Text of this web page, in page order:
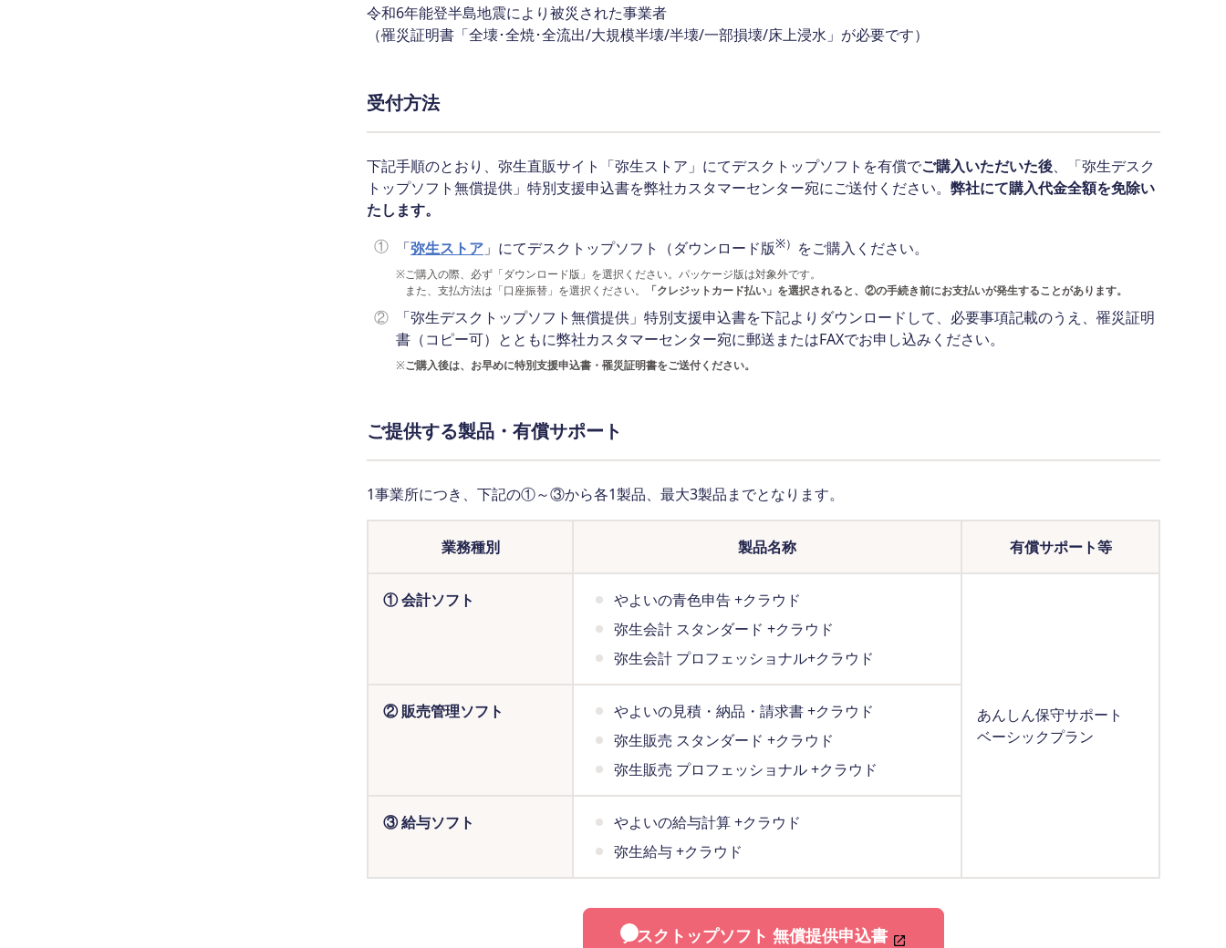
令和6年能登半島地震により被災された事業者
（罹災証明書「全壊･全焼･全流出/大規模半壊/半壊/一部損壊/床上浸水」が必要です）
受付方法
下記手順のとおり、弥生直販サイト「弥生ストア」にてデスクトップソフトを有償でご購入いただいた後、「弥生デスク
トップソフト無償提供」特別支援申込書を弊社カスタマーセンター宛にご送付ください。 弊社にて購入代金全額を免除い
たします。
①
「弥生ストア 」にてデスクトップソフト（ダウンロード版※） をご購入ください。
※ご購入の際、必ず「ダウンロード版」を選択ください。パッケージ版は対象外です。
また、支払方法は「口座振替」を選択ください。
「クレジットカード払い」を選択されると、②の手続き前にお支払いが発生することがあります。
②
「弥生デスクトップソフト無償提供」特別支援申込書を下記よりダウンロードして、必要事項記載のうえ、罹災証明
書（コピー可）とともに弊社カスタマーセンター宛に郵送またはFAXでお申し込みください。
※ご購入後は、お早めに特別支援申込書・罹災証明書をご送付ください。
ご提供する製品・有償サポート
1事業所につき、下記の①～③から各1製品、最大3製品までとなります。
業務種別 製品名称 有償サポート等
① 会計ソフト
やよいの青色申告 +クラウド
弥生会計 スタンダード +クラウド
弥生会計 プロフェッショナル+クラウド
あんしん保守サポート
ベーシックプラン
② 販売管理ソフト
やよいの見積・納品・請求書 +クラウド
弥生販売 スタンダード +クラウド
弥生販売 プロフェッショナル +クラウド
③ 給与ソフト
やよいの給与計算 +クラウド
弥生給与 +クラウド
デスクトップソフト 無償提供申込書